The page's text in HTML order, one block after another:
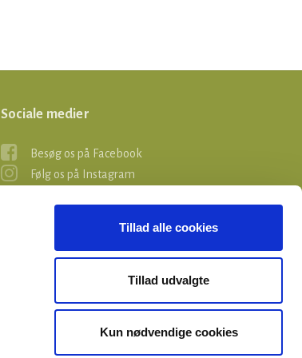
Tillad alle cookies
Tillad udvalgte
Kun nødvendige cookies
Sociale medier
Besøg os på Facebook
Følg os på Instagram